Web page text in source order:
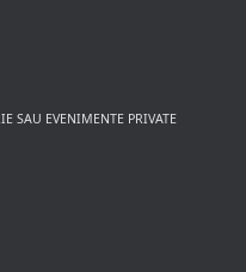
SAU EVENIMENTE PRIVATE